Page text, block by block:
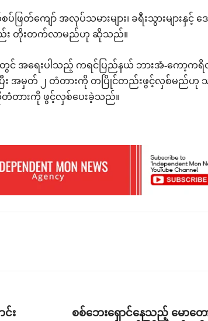
ဖြတ်ကျော် အလုပ်သမားများ၊ ခရီးသွားများနှင့်
လည်း တိုးတက်လာမည်ဟု ဆိုသည်။
အရေးပါသည့် ကရင်ပြည်နယ် ဘားအံ-ကော့ကရိ
း အမှတ် ၂ တံတားကို တပြိုင်တည်းဖွင့်လှစ်မည်ဟု သ
ားကို ဖွင့်လှစ်ပေးခဲ့သည်။
င်း
စစ်ဘေးရှောင်နေသည့် မောတ